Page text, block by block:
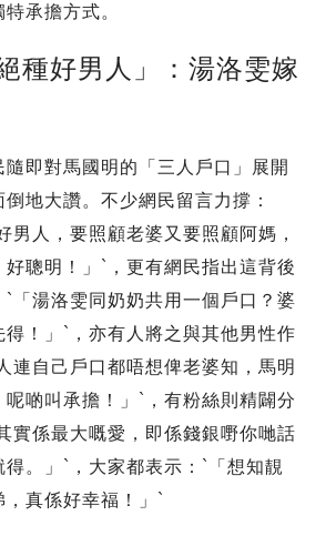
承擔方式。
種好男人」：湯洛雯嫁
即對馬國明的「三人戶口」展開
地大讚。不少網民留言力撐：
男人，要照顧老婆又要照顧阿媽，
聰明！」`，更有網民指出這背後
`「湯洛雯同奶奶共用一個戶口？婆
！」`，亦有人將之與其他男性作
連自己戶口都唔想俾老婆知，馬明
啲叫承擔！」`，有粉絲則精闢分
實係最大嘅愛，即係錢銀嘢你哋話
。」`，大家都表示：`「想知靚
真係好幸福！」`